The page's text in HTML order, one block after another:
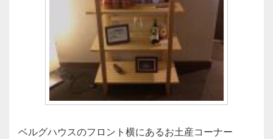
ベルグハウスのフロント横にあるお土産コーナー